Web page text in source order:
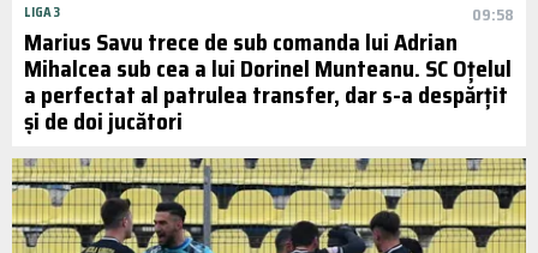
LIGA 3 09:58
Marius Savu trece de sub comanda lui Adrian
Mihalcea sub cea a lui Dorinel Munteanu. SC Oțelul
a perfectat al patrulea transfer, dar s-a despărțit
și de doi jucători